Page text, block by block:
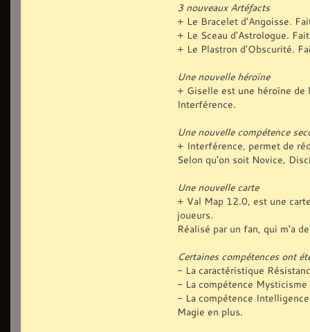
3 nouveaux Artéfacts
+ Le Bracelet d'Angoisse.
+ Le Sceau d'Astrologue.
+ Le Plastron d'Obscurité.
Une nouvelle héroïne
+ Giselle est une héroïne de
Interférence.
Une nouvelle compétence
+ Interférence, permet de
Selon qu'on soit Novice,
Une nouvelle carte
+ Val Map 12.0, est une
joueurs.
Réalisé par un fan, qui m'a
Certaines compétences ont
- La caractéristique
- La compétence
- La compétence
Magie en plus.